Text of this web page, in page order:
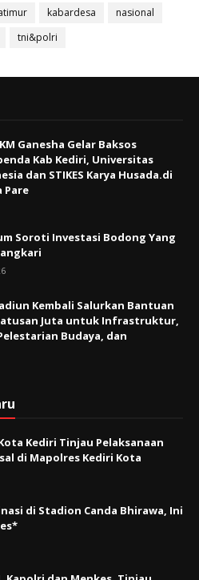
kabardesa
nasional
tni&polri
Ganesha Gelar Baksos
Kab Kediri, Universitas
dan STIKES Karya Husada.di
Pare
Soroti Investasi Bodong Yang
Kembali Salurkan Bantuan
Juta untuk Infrastruktur,
Budaya, dan
Kediri Tinjau Pelaksanaan
di Mapolres Kediri Kota
di Stadion Canda Bhirawa, Ini